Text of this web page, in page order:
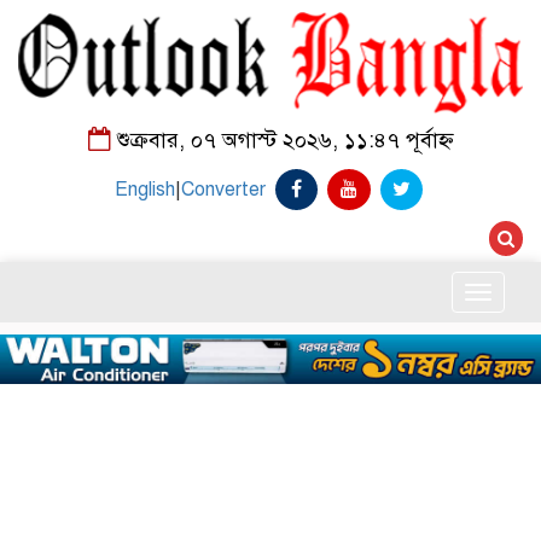
শুক্রবার, ০৭ অগাস্ট ২০২৬, ১১:৪৭ পূর্বাহ্ন
English|Converter